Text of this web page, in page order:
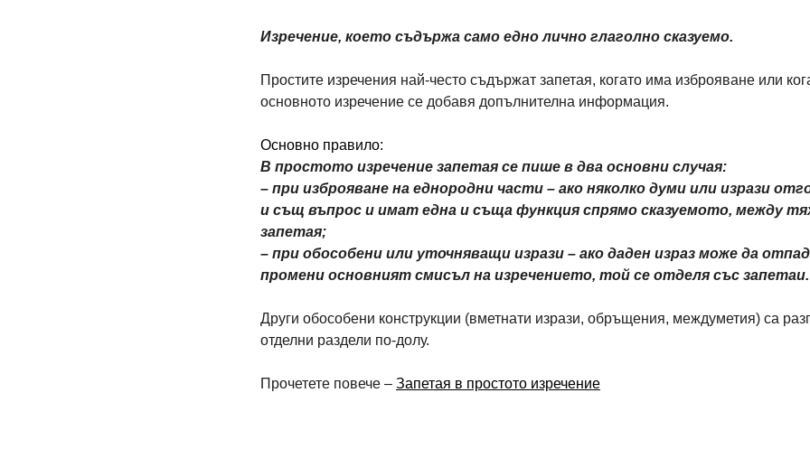
Изречение, което съдържа само едно лично глаголно сказуемо.
Простите изречения най-често съдържат запетая, когато има изброяване или
основното изречение се добавя допълнителна информация.
Основно правило:
В простото изречение запетая се пише в два основни случая:
– при изброяване на еднородни части – ако няколко думи или изрази
и същ въпрос и имат една и съща функция спрямо сказуемото, между
запетая;
– при обособени или уточняващи изрази – ако даден израз може да
промени основният смисъл на изречението, той се отделя със запетаи.
Други обособени конструкции (вметнати изрази, обръщения, междуметия) са
отделни раздели по-долу.
Прочетете повече – Запетая в простото изречение